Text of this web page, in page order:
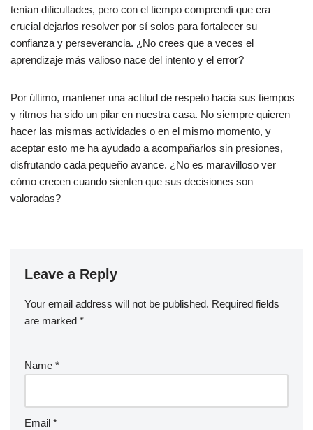
tenían dificultades, pero con el tiempo comprendí que era
crucial dejarlos resolver por sí solos para fortalecer su
confianza y perseverancia. ¿No crees que a veces el
aprendizaje más valioso nace del intento y el error?
Por último, mantener una actitud de respeto hacia sus tiempos
y ritmos ha sido un pilar en nuestra casa. No siempre quieren
hacer las mismas actividades o en el mismo momento, y
aceptar esto me ha ayudado a acompañarlos sin presiones,
disfrutando cada pequeño avance. ¿No es maravilloso ver
cómo crecen cuando sienten que sus decisiones son
valoradas?
Leave a Reply
Your email address will not be published. Required fields
are marked *
Name *
Email *